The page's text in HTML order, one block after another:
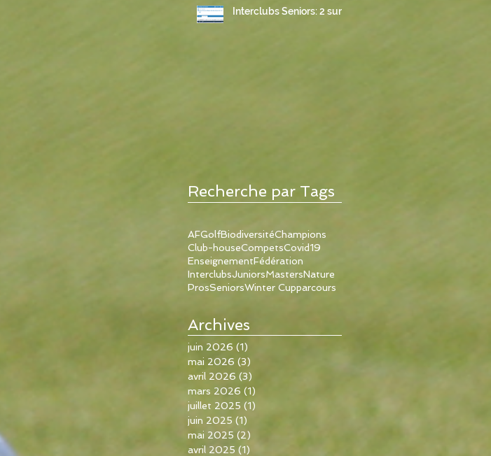
Interclubs Seniors: 2 sur 3
Recherche par Tags
AFGolfBiodiversitéChampions
Club-houseCompetsCovid19
EnseignementFédération
InterclubsJuniorsMastersNature
ProsSeniorsWinter Cupparcours
Archives
juin 2026 (1)
mai 2026 (3)
avril 2026 (3)
mars 2026 (1)
juillet 2025 (1)
juin 2025 (1)
mai 2025 (2)
avril 2025 (1)